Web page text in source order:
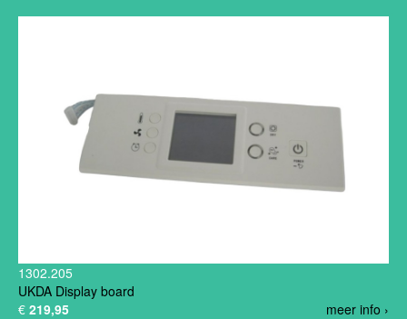
1302.205
UKDA Display board
meer info ›
€ 219,95